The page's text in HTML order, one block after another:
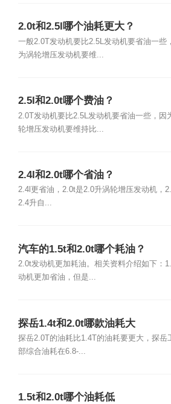
2.0t和2.5l哪个油耗更大？
一般2.0T发动机要比2.5L发动机要省油一些
为涡轮增压发动机要维...
2.5l和2.0t哪个费油？
2.0T发动机要比2.5L发动机要省油一些，因
轮增压发动机要维持比...
2.4l和2.0t哪个省油？
2.4l更省油，2.0t是2.0升涡轮增压发动机，
2.4升自...
汽车的1.5t和2.0t哪个耗油？
2.0t发动机更加耗油。相关资料介绍如下：
动机更加省油，但是...
探岳1.4t和2.0t哪款油耗大
探岳2.0T的油耗比1.4T的油耗要更大，探岳
部综合油耗在6.8-...
1.5t和2.0t哪个油耗低